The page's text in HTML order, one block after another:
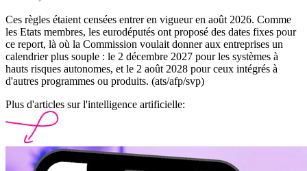
Ces règles étaient censées entrer en vigueur en août 2026. Comme
les Etats membres, les eurodéputés ont proposé des dates fixes pour
ce report, là où la Commission voulait donner aux entreprises un
calendrier plus souple : le 2 décembre 2027 pour les systèmes à
hauts risques autonomes, et le 2 août 2028 pour ceux intégrés à
d'autres programmes ou produits. (ats/afp/svp)
Plus d'articles sur l'intelligence artificielle: